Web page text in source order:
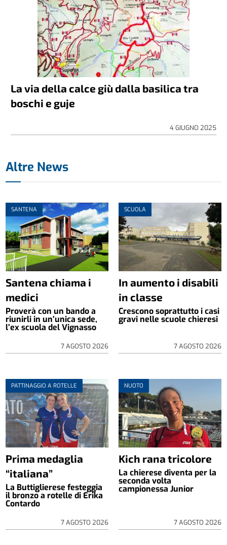
La via della calce giù dalla basilica tra
boschi e guje
4 GIUGNO 2025
Altre News
SANTENA
Santena chiama i
medici
Proverà con un bando a
riunirli in un’unica sede,
l’ex scuola del Vignasso
7 AGOSTO 2026
SCUOLA
In aumento i disabili
in classe
Crescono soprattutto i casi
gravi nelle scuole chieresi
7 AGOSTO 2026
PATTINAGGIO A ROTELLE
Prima medaglia
“italiana”
La Buttiglierese festeggia
il bronzo a rotelle di Erika
Contardo
7 AGOSTO 2026
NUOTO
Kich rana tricolore
La chierese diventa per la
seconda volta
campionessa Junior
7 AGOSTO 2026